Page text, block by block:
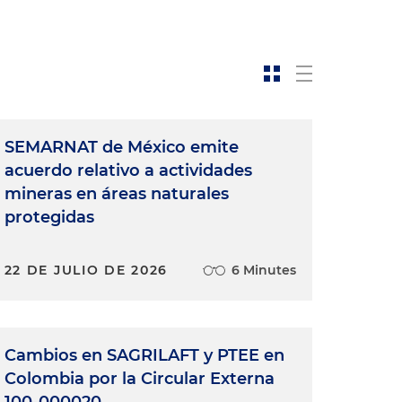
SEMARNAT de México emite
acuerdo relativo a actividades
mineras en áreas naturales
protegidas
22 DE JULIO DE 2026 6 Minutes
Cambios en SAGRILAFT y PTEE en
Colombia por la Circular Externa